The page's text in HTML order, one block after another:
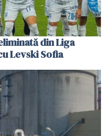
din Liga
Levski Sofia